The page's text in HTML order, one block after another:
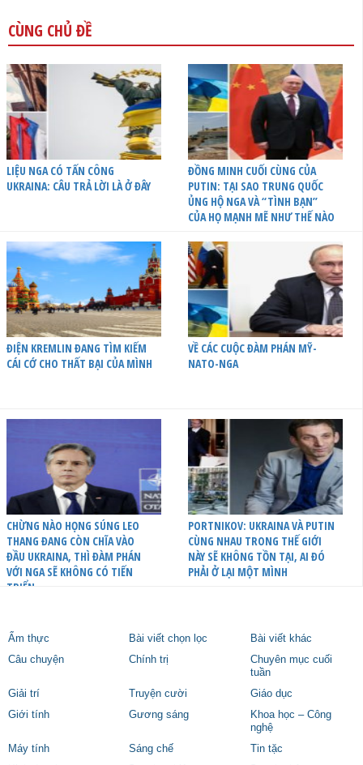
CÙNG CHỦ ĐỀ
LIỆU NGA CÓ TẤN CÔNG
UKRAINA: CÂU TRẢ LỜI LÀ Ở ĐÂY
ĐỒNG MINH CUỐI CÙNG CỦA
PUTIN: TẠI SAO TRUNG QUỐC
ỦNG HỘ NGA VÀ “TÌNH BẠN”
CỦA HỌ MẠNH MẼ NHƯ THẾ NÀO
ĐIỆN KREMLIN ĐANG TÌM KIẾM
CÁI CỚ CHO THẤT BẠI CỦA MÌNH
VỀ CÁC CUỘC ĐÀM PHÁN MỸ-
NATO-NGA
CHỪNG NÀO HỌNG SÚNG LEO
THANG ĐANG CÒN CHĨA VÀO
ĐẦU UKRAINA, THÌ ĐÀM PHÁN
VỚI NGA SẼ KHÔNG CÓ TIẾN
TRIỂN
PORTNIKOV: UKRAINA VÀ PUTIN
CÙNG NHAU TRONG THẾ GIỚI
NÀY SẼ KHÔNG TỒN TẠI, AI ĐÓ
PHẢI Ở LẠI MỘT MÌNH
Ẩm thực Bài viết chọn lọc
Bài viết khác
Câu chuyện
Chính trị
Chuyên mục cuối
tuần
Giải trí
Truyện cười
Giáo dục
Giới tính
Gương sáng
Khoa học – Công
nghệ
Máy tính
Sáng chế
Tin tặc